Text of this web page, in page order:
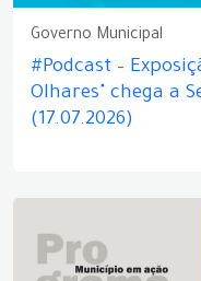
Governo Municipal
#Podcast –
Olhares" chega a
(17.07.2026)